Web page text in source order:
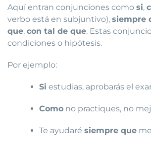
Aquí entran conjunciones como si,
verbo está en subjuntivo), siempre
que, con tal de que. Estas
condiciones o hipótesis.
Por ejemplo:
Si estudias, aprobarás el
Como no practiques, no
Te ayudarésiempre que